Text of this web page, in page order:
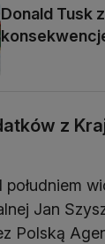
Donald Tusk
z
Jan
Polską